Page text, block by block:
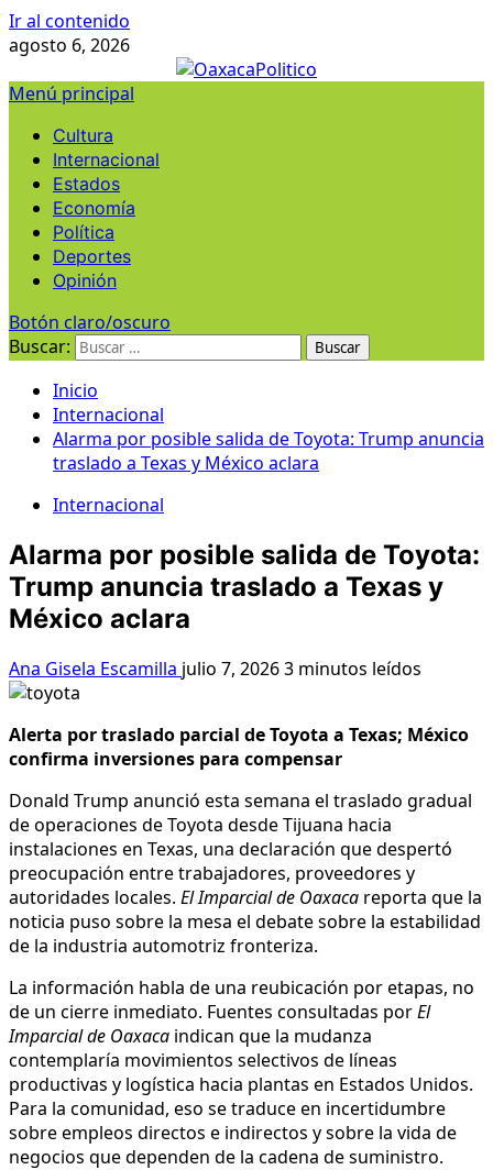
Ir al contenido
agosto 6, 2026
Menú principal
Cultura
Internacional
Estados
Economía
Política
Deportes
Opinión
Botón claro/oscuro
Buscar:
Inicio
Internacional
Alarma por posible salida de Toyota: Trump anuncia
traslado a Texas y México aclara
Internacional
Alarma por posible salida de Toyota:
Trump anuncia traslado a Texas y
México aclara
Ana Gisela Escamilla julio 7, 20263 minutos leídos
Alerta por traslado parcial de Toyota a Texas; México
confirma inversiones para compensar
Donald Trump anunció esta semana el traslado gradual
de operaciones de Toyota desde Tijuana hacia
instalaciones en Texas, una declaración que despertó
preocupación entre trabajadores, proveedores y
autoridades locales. El Imparcial de Oaxaca reporta que la
noticia puso sobre la mesa el debate sobre la estabilidad
de la industria automotriz fronteriza.
La información habla de una reubicación por etapas, no
de un cierre inmediato. Fuentes consultadas porEl
Imparcial de Oaxaca indican que la mudanza
contemplaría movimientos selectivos de líneas
productivas y logística hacia plantas en Estados Unidos.
Para la comunidad, eso se traduce en incertidumbre
sobre empleos directos e indirectos y sobre la vida de
negocios que dependen de la cadena de suministro.